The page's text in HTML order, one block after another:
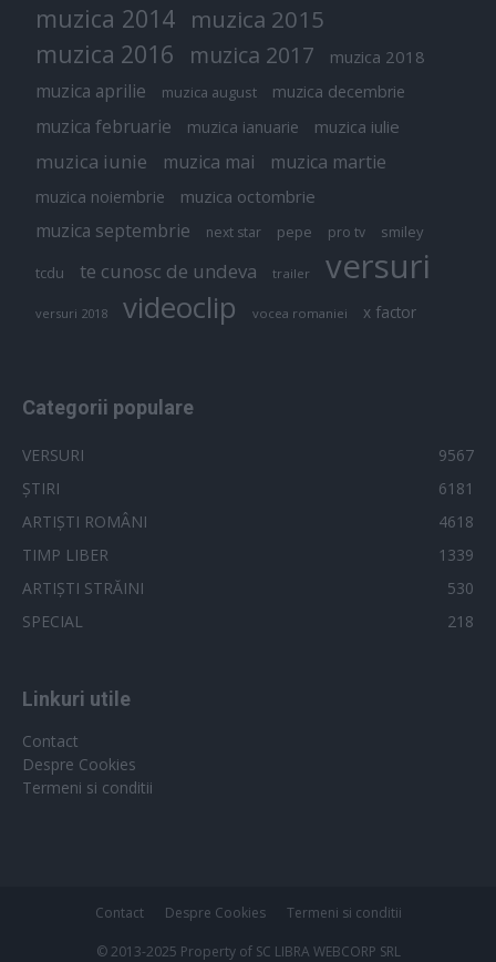
muzica 2014 muzica 2015
muzica 2016 muzica 2017 muzica 2018
muzica aprilie muzica august muzica decembrie
muzica februarie muzica ianuarie muzica iulie
muzica iunie muzica mai muzica martie
muzica noiembrie muzica octombrie
muzica septembrie next star pepe pro tv smiley
tcdu te cunosc de undeva trailer versuri
versuri 2018 videoclip vocea romaniei x factor
Categorii populare
VERSURI
9567
ȘTIRI
6181
ARTIȘTI ROMÂNI
4618
TIMP LIBER
1339
ARTIȘTI STRĂINI
530
SPECIAL
218
Linkuri utile
Contact
Despre Cookies
Termeni si conditii
Contact Despre Cookies Termeni si conditii
© 2013-2025 Property of SC LIBRA WEBCORP SRL